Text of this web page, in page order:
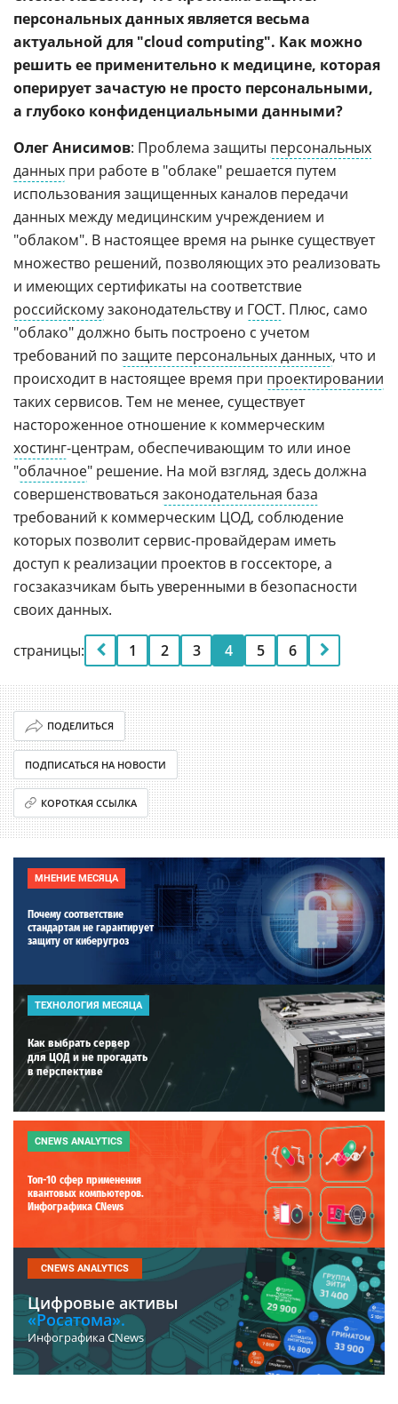
персональных данных является весьма
актуальной для "сloud computing". Как можно
решить ее применительно к медицине, которая
оперирует зачастую не просто персональными,
а глубоко конфиденциальными данными?
Олег Анисимов: Проблема защиты персональных
данных при работе в "облаке" решается путем
использования защищенных каналов передачи
данных между медицинским учреждением и
"облаком". В настоящее время на рынке существует
множество решений, позволяющих это реализовать
и имеющих сертификаты на соответствие
российскомузаконодательству и ГОСТ. Плюс, само
"облако" должно быть построено с учетом
требований по защите персональных данных, что и
происходит в настоящее время при проектировании
таких сервисов. Тем не менее, существует
настороженное отношение к коммерческим
хостинг-центрам, обеспечивающим то или иное
"облачное" решение. На мой взгляд, здесь должна
совершенствоваться законодательная база
требований к коммерческим ЦОД, соблюдение
которых позволит сервис-провайдерам иметь
доступ к реализации проектов в госсекторе, а
госзаказчикам быть уверенными в безопасности
своих данных.
страницы: 1 2 3 4 5 6
ПОДЕЛИТЬСЯ
ПОДПИСАТЬСЯ НА НОВОСТИ
КОРОТКАЯ ССЫЛКА
МНЕНИЕ МЕСЯЦА
Почему соответствие
стандартам не гарантирует
защиту от киберугроз
ТЕХНОЛОГИЯ МЕСЯЦА
Как выбрать сервер
для ЦОД и не прогадать
в перспективе
CNEWS ANALYTICS
Топ-10 сфер применения
квантовых компьютеров.
Инфографика CNews
CNEWS ANALYTICS
Цифровые активы
«Росатома».
Инфографика CNews